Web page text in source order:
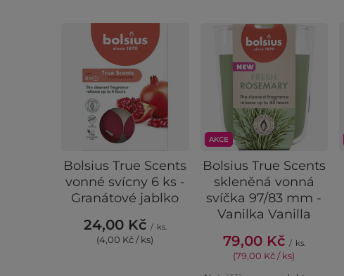
Bolsius True Scents
vonné svícny 6 ks -
Granátové jablko
24,00 Kč / ks.
(4,00 Kč / ks)
AKCE
Bolsius True Scents
skleněná vonná
svíčka 97/83 mm -
Vanilka Vanilla
79,00 Kč / ks.
(79,00 Kč / ks)